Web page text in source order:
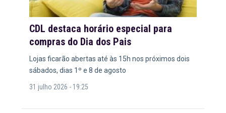
CDL destaca horário especial para
compras do Dia dos Pais
Lojas ficarão abertas até às 15h nos próximos dois
sábados, dias 1º e 8 de agosto
31 julho 2026 - 19:25